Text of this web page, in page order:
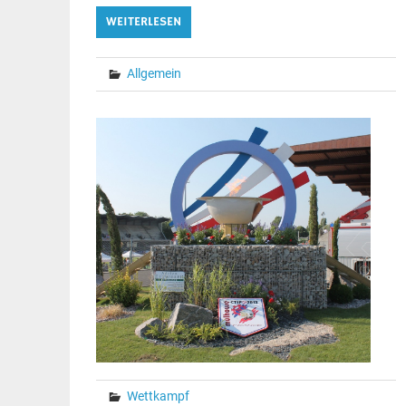
WEITERLESEN
Allgemein
Wettkampf